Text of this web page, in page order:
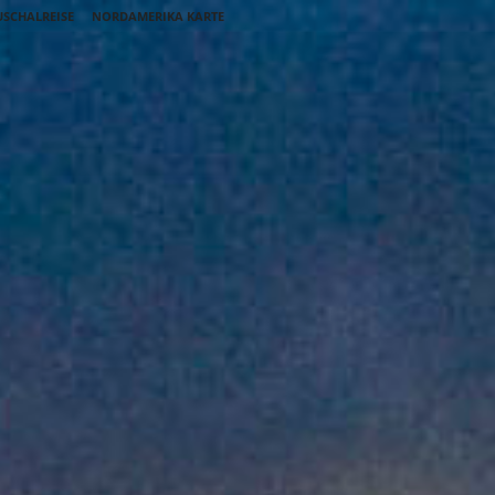
NORDAMERIKA KARTE